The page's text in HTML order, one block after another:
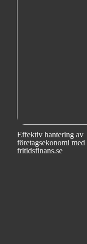
Effektiv hantering av
företagsekonomi med
fritidsfinans.se